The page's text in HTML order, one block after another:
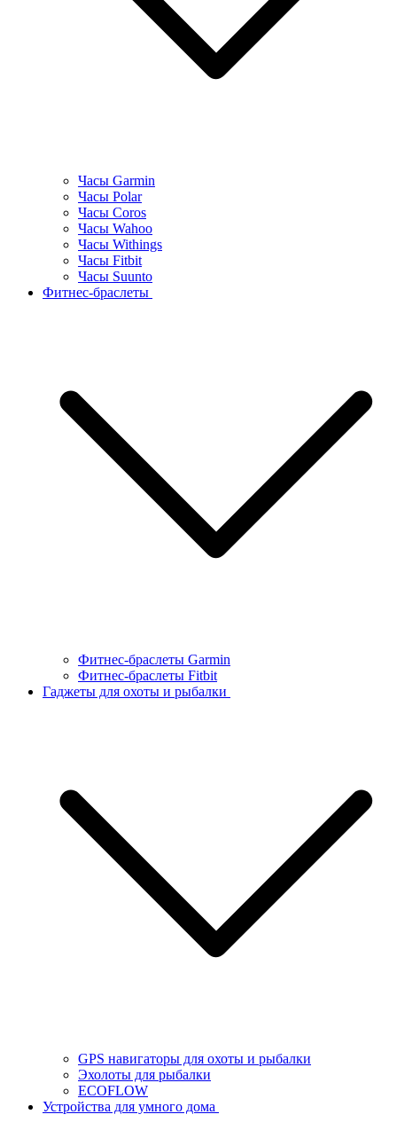
Часы Garmin
Часы Polar
Часы Coros
Часы Wahoo
Часы Withings
Часы Fitbit
Часы Suunto
Фитнес-браслеты
Фитнес-браслеты Garmin
Фитнес-браслеты Fitbit
Гаджеты для охоты и рыбалки
GPS навигаторы для охоты и рыбалки
Эхолоты для рыбалки
ECOFLOW
Устройства для умного дома